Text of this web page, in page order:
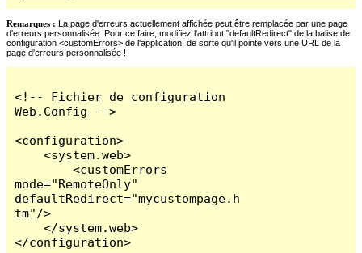
Remarques : La page d'erreurs actuellement affichée peut être remplacée par une page
d'erreurs personnalisée. Pour ce faire, modifiez l'attribut "defaultRedirect" de la balise de
configuration <customErrors> de l'application, de sorte qu'il pointe vers une URL de la
page d'erreurs personnalisée !
<!-- Fichier de configuration
Web.Config -->
<configuration>
    <system.web>
        <customErrors
mode="RemoteOnly"
defaultRedirect="mycustompage.h
tm"/>
    </system.web>
</configuration>